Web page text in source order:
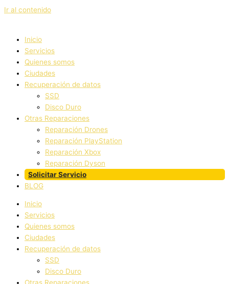
Ir al contenido
Inicio
Servicios
Quienes somos
Ciudades
Recuperación de datos
SSD
Disco Duro
Otras Reparaciones
Reparación Drones
Reparación PlayStation
Reparación Xbox
Reparación Dyson
Solicitar Servicio
BLOG
Inicio
Servicios
Quienes somos
Ciudades
Recuperación de datos
SSD
Disco Duro